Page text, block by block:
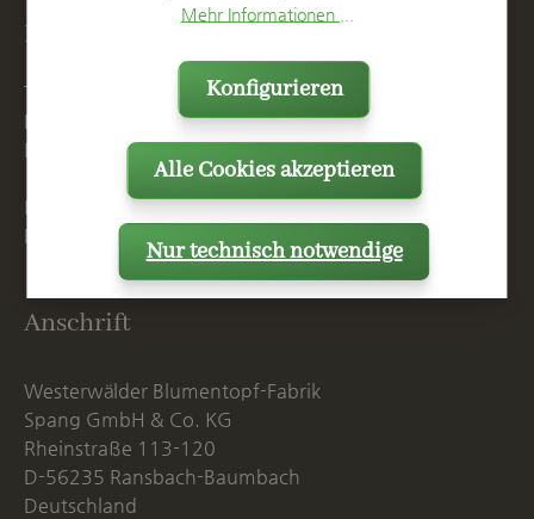
Kontakt
T
F
+49 2623 887 149
E
info@spang.de
Mo. - Do. 07:15 - 16:00 Uhr
Fr. bis 14:00 Uhr
Anschrift
Westerwälder Blumentopf-Fabrik
Spang GmbH & Co. KG
Rheinstraße 113-120
D-56235 Ransbach-Baumbach
Deutschland
Mehr Informationen ...
Nur technisch notwendige
Konfigurieren
Alle Cookies akzeptieren